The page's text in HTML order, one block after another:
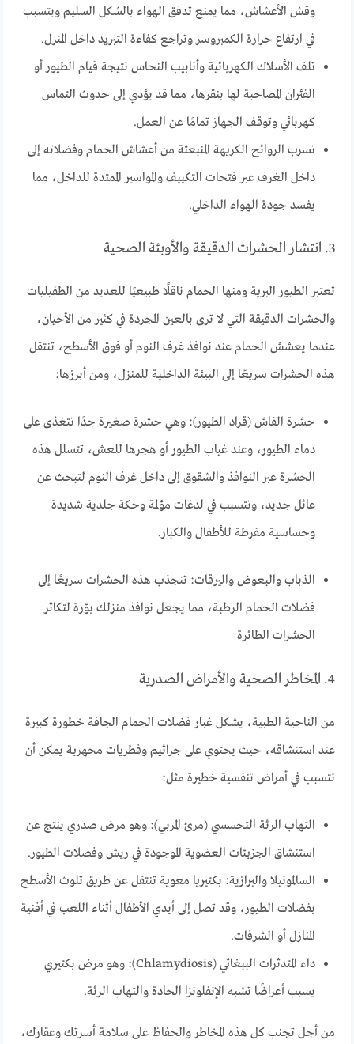
وقش الأعشاش، مما يمنع تدفق الهواء بالشكل السليم ويتسبب
في ارتفاع حرارة الكمبروسر وتراجع كفاءة التبريد داخل المنزل.
تلف الأسلاك الكهربائية وأنابيب النحاس نتيجة قيام الطيور أو
الفئران المصاحبة لها بنقرها، مما قد يؤدي إلى حدوث التماس
كهربائي وتوقف الجهاز تمامًا عن العمل.
تسرب الروائح الكريهة المنبعثة من أعشاش الحمام وفضلاته إلى
داخل الغرف عبر فتحات التكييف والمواسير الممتدة للداخل، مما
يفسد جودة الهواء الداخلي.
3. انتشار الحشرات الدقيقة والأوبئة الصحية
تعتبر الطيور البرية ومنها الحمام ناقلًا طبيعيًا للعديد من الطفيليات
والحشرات الدقيقة التي لا ترى بالعين المجردة في كثير من الأحيان،
عندما يعشش الحمام عند نوافذ غرف النوم أو فوق الأسطح، تنتقل
هذه الحشرات سريعًا إلى البيئة الداخلية للمنزل، ومن أبرزها:
حشرة الفاش (قراد الطيور): وهي حشرة صغيرة جدًا تتغذى على
دماء الطيور، وعند غياب الطيور أو هجرها للعش، تتسلل هذه
الحشرة عبر النوافذ والشقوق إلى داخل غرف النوم لتبحث عن
عائل جديد، وتتسبب في لدغات مؤلمة وحكة جلدية شديدة
وحساسية مفرطة للأطفال والكبار.
الذباب والبعوض واليرقات: تنجذب هذه الحشرات سريعًا إلى
فضلات الحمام الرطبة، مما يجعل نوافذ منزلك بؤرة لتكاثر
الحشرات الطائرة
4. المخاطر الصحية والأمراض الصدرية
من الناحية الطبية، يشكل غبار فضلات الحمام الجافة خطورة كبيرة
عند استنشاقه، حيث يحتوي على جراثيم وفطريات مجهرية يمكن أن
تتسبب في أمراض تنفسية خطيرة مثل:
التهاب الرئة التحسسي (مرئ المربي): وهو مرض صدري ينتج عن
استنشاق الجزيئات العضوية الموجودة في ريش وفضلات الطيور.
السالمونيلا والبرازية: بكتيريا معوية تنتقل عن طريق تلوث الأسطح
بفضلات الطيور، وقد تصل إلى أيدي الأطفال أثناء اللعب في أفنية
المنازل أو الشرفات.
داء المتدثرات الببغائي (Chlamydiosis): وهو مرض بكتيري
يسبب أعراضًا تشبه الإنفلونزا الحادة والتهاب الرئة.
من أجل تجنب كل هذه المخاطر والحفاظ على سلامة أسرتك وعقارك،